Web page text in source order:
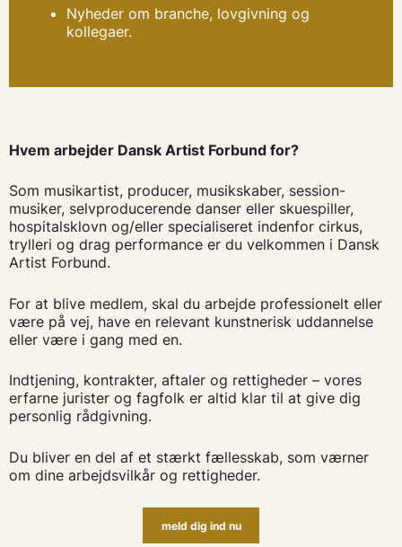
Nyheder om branche, lovgivning og
kollegaer.
Hvem arbejder Dansk Artist Forbund for?
Som musikartist, producer, musikskaber, session-
musiker, selvproducerende danser eller skuespiller,
hospitalsklovn og/eller specialiseret indenfor cirkus,
trylleri og drag performance er du velkommen i Dansk
Artist Forbund.
For at blive medlem, skal du arbejde professionelt eller
være på vej, have en relevant kunstnerisk uddannelse
eller være i gang med en.
Indtjening, kontrakter, aftaler og rettigheder – vores
erfarne jurister og fagfolk er altid klar til at give dig
personlig rådgivning.
Du bliver en del af et stærkt fællesskab, som værner
om dine arbejdsvilkår og rettigheder.
meld dig ind nu